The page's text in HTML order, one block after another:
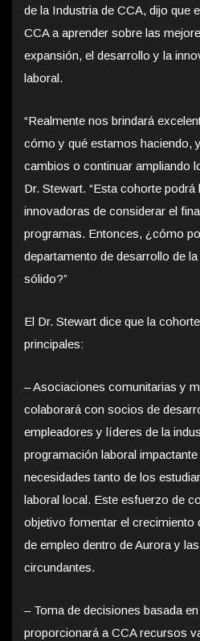
de la Industria de CCA, dijo que
CCA a aprender sobre las
expansión, el desarrollo y la
laboral.
“Realmente nos brindará
cómo y qué estamos haciendo,
cambios o continuar ampliando
Dr. Stewart. “Esta cohorte
innovadoras de considerar el
programas. Entonces, ¿cómo
departamento de desarrollo de
sólido?”
El Dr. Stewart dice que la
principales:
– Asociaciones comunitarias y
colaborará con socios de
empleadores y líderes de la
programación laboral
necesidades tanto de los
laboral local. Este esfuerzo de
objetivo fomentar el crecimiento
de empleo dentro de Aurora y
circundantes.
– Toma de decisiones basada
proporcionará a CCA recursos